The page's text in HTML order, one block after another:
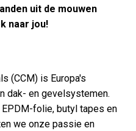
uit de mouwen
naar jou!
(CCM) is Europa's
dak- en gevelsystemen.
folie, butyl tapes en
we onze passie en